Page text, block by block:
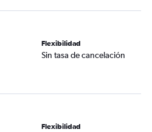
Flexibilidad
Sin tasa de cancelación
Flexibilidad